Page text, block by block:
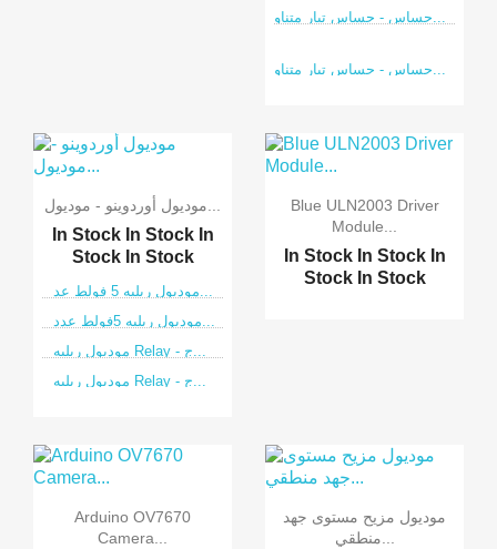
In Stock In Stock In
Stock In Stock
Blue ULN2003 Driver
Module...
In Stock In Stock In
Stock In Stock
Arduino OV7670
Camera...
موديول مزيح مستوى جهد
منطقي...